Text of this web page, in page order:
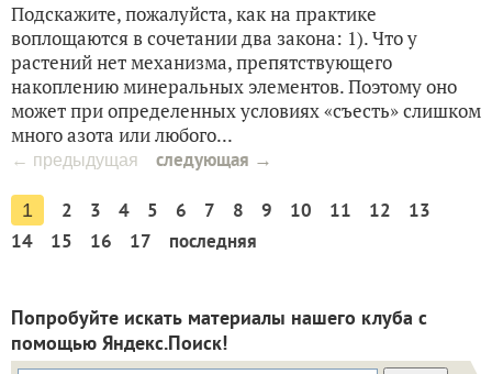
Подскажите, пожалуйста, как на практике
воплощаются в сочетании два закона: 1). Что у
растений нет механизма, препятствующего
накоплению минеральных элементов. Поэтому оно
может при определенных условиях «съесть» слишком
много азота или любого...
← предыдущая следующая →
1 2 3 4 5 6 7 8 9 10 11 12
13
14
15 16 17 последняя
Попробуйте искать материалы нашего клуба с
помощью Яндекс.Поиск!